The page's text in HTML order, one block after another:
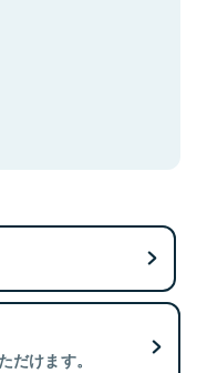
だけます。